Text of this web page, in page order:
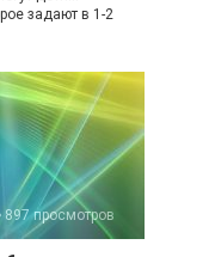
задают в 1-2
897 просмотров